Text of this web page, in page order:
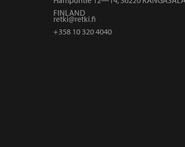
FINLAND
retki@retki.fi
+358 10 320 4040